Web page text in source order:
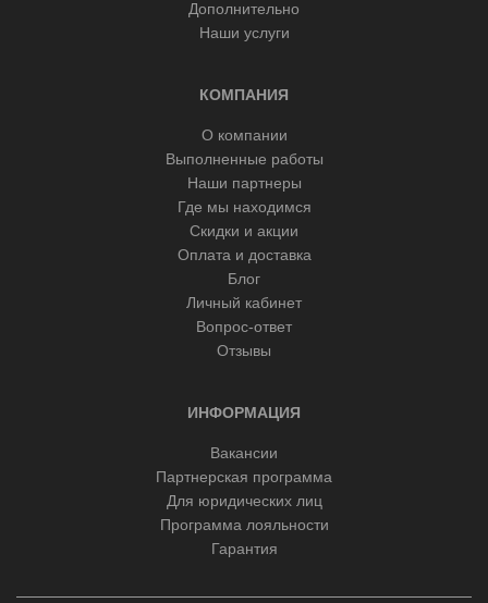
Дополнительно
Наши услуги
КОМПАНИЯ
О компании
Выполненные работы
Наши партнеры
Где мы находимся
Скидки и акции
Оплата и доставка
Блог
Личный кабинет
Вопрос-ответ
Отзывы
ИНФОРМАЦИЯ
Вакансии
Партнерская программа
Для юридических лиц
Программа лояльности
Гарантия